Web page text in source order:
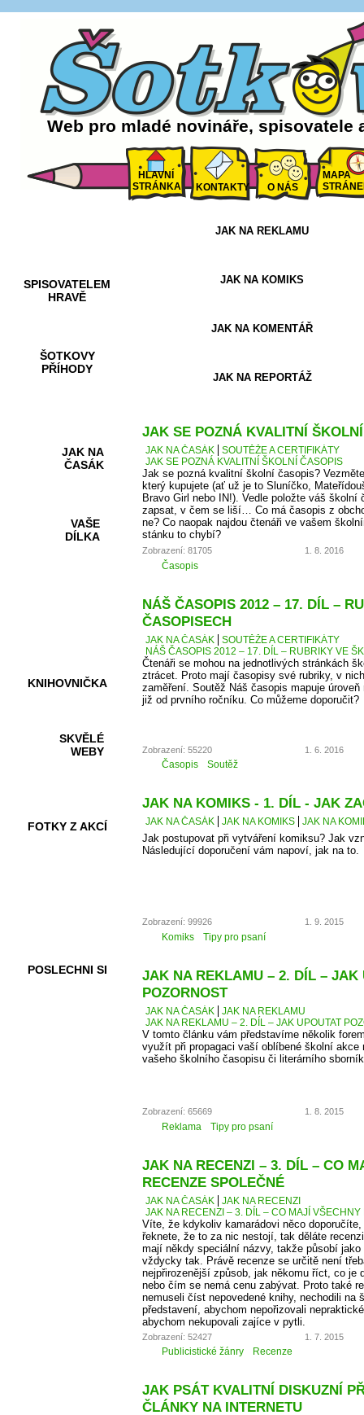
Web pro mladé novináře, spisovatele
HLAVNÍ
STRÁNKA
KONTAKTY O NÁS
MAPA
SPISOVATELEM
HRAVĚ
ŠOTKOVY
PŘÍHODY
JAK NA
ČASÁK
VAŠE
DÍLKA
KNIHOVNIČKA
SKVĚLÉ
WEBY
FOTKY Z AKCÍ
POSLECHNI SI
JAK NA REKLAMU
JAK NA KOMIKS
JAK NA KOMENTÁŘ
JAK NA REPORTÁŽ
JAK SE POZNÁ KVALITNÍ
JAK NA ČASÁK
SOUTĚŽE A CERTIFIKÁTY
JAK SE POZNÁ KVALITNÍ ŠKOLNÍ ČASOPIS
Jak se pozná kvalitní školní časopis?
který kupujete (ať už je to Sluníčko,
Bravo Girl nebo IN!). Vedle položte váš
zapsat, v čem se liší… Co má časopis z
ne? Co naopak najdou čtenáři ve vašem
stánku to chybí?
Zobrazení: 81705 1. 8. 2016
Časopis
NÁŠ ČASOPIS 2012 – 17. DÍL –
ČASOPISECH
JAK NA ČASÁK
SOUTĚŽE A CERTIFIKÁTY
NÁŠ ČASOPIS 2012 – 17. DÍL – RUBRIKY VE
Čtenáři se mohou na jednotlivých stránkách
ztrácet. Proto mají časopisy své rubriky, v
zaměření. Soutěž Náš časopis mapuje
již od prvního ročníku. Co můžeme doporučit?
Zobrazení: 55220 1. 6. 2016
Časopis Soutěž
JAK NA KOMIKS - 1. DÍL - JAK
JAK NA ČASÁK JAK NA KOMIKS JAK NA
Jak postupovat při vytváření komiksu? Jak
Následující doporučení vám napoví, jak na to.
Zobrazení: 99926 1. 9. 2015
Komiks Tipy pro psaní
JAK NA REKLAMU – 2. DÍL – JAK
POZORNOST
JAK NA ČASÁK
JAK NA REKLAMU
JAK NA REKLAMU – 2. DÍL – JAK UPOUTAT
V tomto článku vám představíme několik
využít při propagaci vaší oblíbené školní akce
vašeho školního časopisu či literárního
Zobrazení: 65669 1. 8. 2015
Reklama Tipy pro psaní
JAK NA RECENZI – 3. DÍL – CO
RECENZE SPOLEČNÉ
JAK NA ČASÁK
JAK NA RECENZI
JAK NA RECENZI – 3. DÍL – CO MAJÍ
Víte, že kdykoliv kamarádovi něco
řeknete, že to za nic nestojí, tak děláte
mají někdy speciální názvy, takže působí jako
vždycky tak. Právě recenze se určitě není
nejpřirozenější způsob, jak někomu říct, co je
nebo čím se nemá cenu zabývat. Proto také
nemuseli číst nepovedené knihy, nechodili na
představení, abychom nepořizovali
abychom nekupovali zajíce v pytli.
Zobrazení: 52427 1. 7. 2015
Publicistické žánry Recenze
JAK PSÁT KVALITNÍ DISKUZNÍ
ČLÁNKY NA INTERNETU